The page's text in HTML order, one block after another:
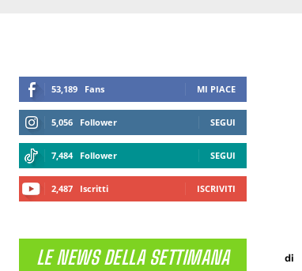
53,189 Fans MI PIACE
5,056 Follower SEGUI
7,484 Follower SEGUI
2,487 Iscritti ISCRIVITI
LE NEWS DELLA SETTIMANA di